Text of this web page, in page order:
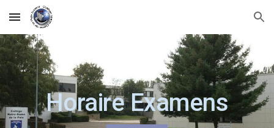
Skip to main content Skip to navigation
Horaire Examens